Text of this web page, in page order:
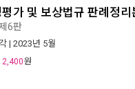
가 및 보상법규 판례정리
6판
| 2023년 5월
2,400원